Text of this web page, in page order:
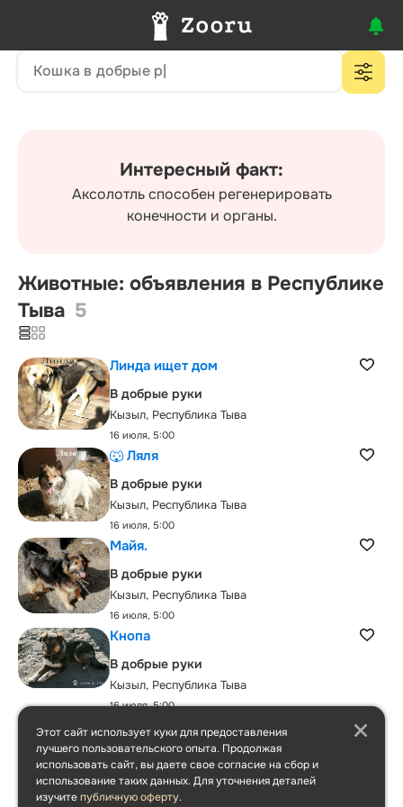
Интересный факт:
Аксолотль способен регенерировать
конечности и органы.
Животные: объявления в Республике
Тыва 5
Линда ищет дом
В добрые руки
Кызыл, Республика Тыва
16 июля, 5:00
🐺 Ляля
В добрые руки
Кызыл, Республика Тыва
16 июля, 5:00
Майя.
В добрые руки
Кызыл, Республика Тыва
16 июля, 5:00
Кнопа
В добрые руки
Кызыл, Республика Тыва
16 июля, 5:00
Дина
В добрые руки
Республика Тыва
16 июля, 5:00
Этот сайт использует куки для предоставления
лучшего пользовательского опыта. Продолжая
использовать сайт, вы даете свое согласие на сбор и
использование таких данных. Для уточнения деталей
изучитепубличную оферту.